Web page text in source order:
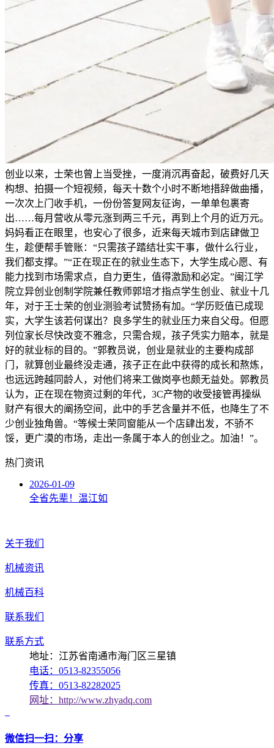
创业以来，士荣也曾上当受挫，一度消沉再奋起，破费好几天
构想、拍摄一个短视频，每天十数个小时不断地措辞做曲播，
一次次上门收手机，一份份答复网友征询，一单单包裹寄
出……每月营收从零元涨到两三千元，再到上个月的近万元。
妈妈看正在眼里，也安心了很多，近来每天城市到店肆做卫
生，趁便帮手管账：“只需孩子踏结壮实干事，做什么行业，
我们都支撑。”“正在现正在的就业生态下，大学生成心愿、有
能力找到市场需求点，自力更生，值得激励和必定。”闽江学
院立异创业创制学院兼任教师郭培才指点学生创业、就业十几
年，对于王士荣的创业测验考试赞扬有加。“学历贬值已成现
实，大学生该若何谋出？良多学生的就业压力来自父母。但愿
列位家长尽快改变不雅念，只需合规，孩子凭实力赔本，就是
好的就业标的目的。”郭教员说，创业是就业的主要构成部
门，就算创业最终没走通，孩子正在此中获得的成长和熬炼，
也远远跨越同龄人，对他们将来工做岗亭也颇无益处。郭教员
认为，正在现在物资过剩的年代，3C产物的收受接管再操纵
财产有很大的阐扬空间，此中的手艺含量并不低，也降生了不
少创业独角兽。“等候士荣同窗能从一个店肆出发，不骄不
馁，更广漠的市场，走出一条属于本人的创业之。加油！”。
热门资讯
2026-01-09
全省先辈！温江如
关于我们
机械资讯
机械百科
联系我们
联系方式
地址：江苏省南通市海门区三星镇
电话：0513-82355056
传真：0513-82282025
网址：http://www.zhyadq.com
微信扫一扫：分享